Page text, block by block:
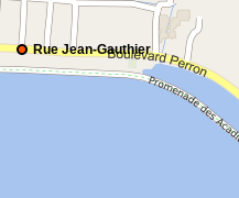
Rue Jean-Gauthier